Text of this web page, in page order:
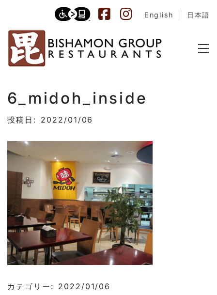
English 日本語
6_midoh_inside
投稿日: 2022/01/06
カテゴリー: 2022/01/06